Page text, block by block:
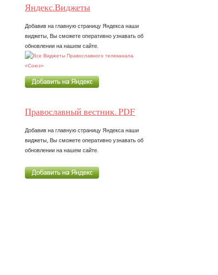
Яндекс.Виджеты
Добавив на главную страницу Яндекса наши
виджеты, Вы сможете оперативно узнавать об
обновлении на нашем сайте.
Православный вестник. PDF
Добавив на главную страницу Яндекса наши
виджеты, Вы сможете оперативно узнавать об
обновлении на нашем сайте.